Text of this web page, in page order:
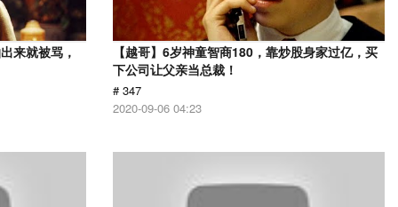
来就被骂，
【越哥】6岁神童智商180，靠炒股身家过亿，买
下公司让父亲当总裁！
# 347
2020-09-06 04:23